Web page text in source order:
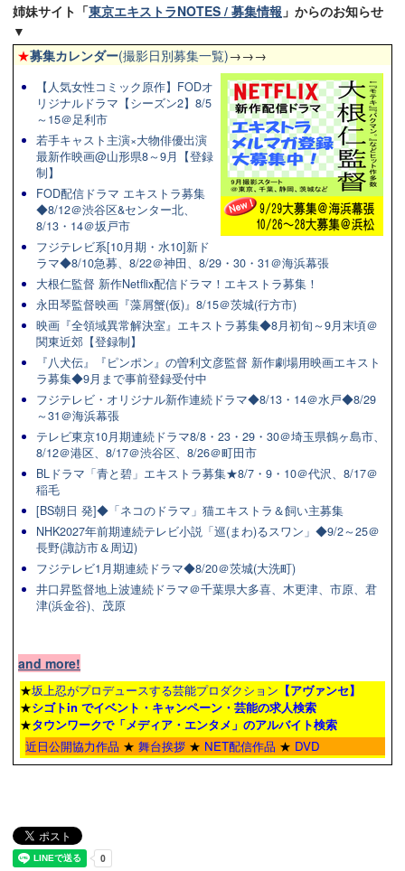
姉妹サイト「東京エキストラNOTES / 募集情報 」からのお知らせ
▼
★募集カレンダー(撮影日別募集一覧)→→→
【人気女性コミック原作】FODオ
リジナルドラマ【シーズン2】8/5
～15＠足利市
若手キャスト主演×大物俳優出演
最新作映画@山形県8～9月【登録
制】
FOD配信ドラマ エキストラ募集
◆8/12＠渋谷区&センター北、
8/13・14＠坂戸市
フジテレビ系[10月期・水10]新ド
ラマ◆8/10急募、8/22＠神田、8/29・30・31＠海浜幕張
大根仁監督 新作Netflix配信ドラマ！エキストラ募集！
永田琴監督映画『藻屑蟹(仮)』8/15＠茨城(行方市)
映画『全領域異常解決室』エキストラ募集◆8月初旬～9月末頃＠
関東近郊【登録制】
『八犬伝』『ピンポン』の曽利文彦監督 新作劇場用映画エキスト
ラ募集◆9月まで事前登録受付中
フジテレビ・オリジナル新作連続ドラマ◆8/13・14＠水戸◆8/29
～31＠海浜幕張
テレビ東京10月期連続ドラマ8/8・23・29・30＠埼玉県鶴ヶ島市、
8/12＠港区、8/17＠渋谷区、8/26＠町田市
BLドラマ「青と碧」エキストラ募集★8/7・9・10＠代沢、8/17＠
稲毛
[BS朝日 発]◆「ネコのドラマ」猫エキストラ＆飼い主募集
NHK2027年前期連続テレビ小説「巡(まわ)るスワン」◆9/2～25＠
長野(諏訪市＆周辺)
フジテレビ1月期連続ドラマ◆8/20＠茨城(大洗町)
井口昇監督地上波連続ドラマ＠千葉県大多喜、木更津、市原、君
津(浜金谷)、茂原
and more!
★坂上忍がプロデュースする芸能プロダクション 【アヴァンセ】
★シゴトin でイベント・キャンペーン・芸能の求人検索
★タウンワークで「メディア・エンタメ」のアルバイト検索
近日公開協力作品 ★ 舞台挨拶 ★ NET配信作品 ★ DVD